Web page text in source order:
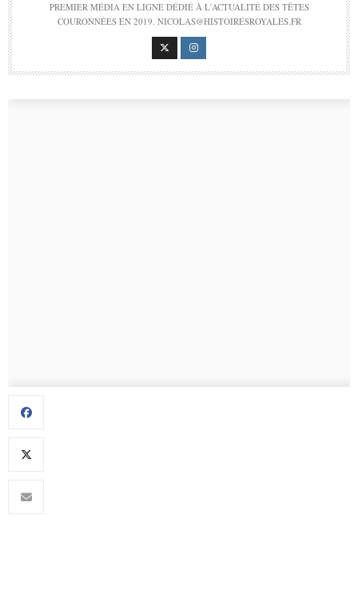
PREMIER MÉDIA EN LIGNE DÉDIÉ À L'ACTUALITÉ DES TÊTES
COURONNÉES EN 2019. NICOLAS@HISTOIRESROYALES.FR